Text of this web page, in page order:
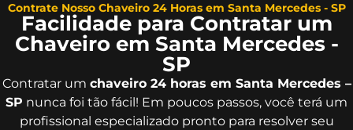
Contrate Nosso Chaveiro 24 Horas em Santa Mercedes - SP
Facilidade para Contratar um
Chaveiro em Santa Mercedes -
SP
Contratar um chaveiro 24 horas em Santa Mercedes –
SP nunca foi tão fácil! Em poucos passos, você terá um
profissional especializado pronto para resolver seu